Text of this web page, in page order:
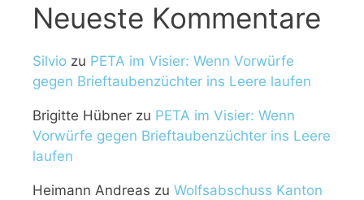
Neueste Kommentare
Silvio zu PETA im Visier: Wenn Vorwürfe
gegen Brieftaubenzüchter ins Leere laufen
Brigitte Hübner zu PETA im Visier: Wenn
Vorwürfe gegen Brieftaubenzüchter ins Leere
laufen
Heimann Andreas zu Wolfsabschuss Kanton